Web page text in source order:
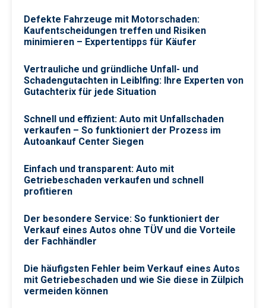
Defekte Fahrzeuge mit Motorschaden:
Kaufentscheidungen treffen und Risiken
minimieren – Expertentipps für Käufer
Vertrauliche und gründliche Unfall- und
Schadengutachten in Leiblfing: Ihre Experten von
Gutachterix für jede Situation
Schnell und effizient: Auto mit Unfallschaden
verkaufen – So funktioniert der Prozess im
Autoankauf Center Siegen
Einfach und transparent: Auto mit
Getriebeschaden verkaufen und schnell
profitieren
Der besondere Service: So funktioniert der
Verkauf eines Autos ohne TÜV und die Vorteile
der Fachhändler
Die häufigsten Fehler beim Verkauf eines Autos
mit Getriebeschaden und wie Sie diese in Zülpich
vermeiden können